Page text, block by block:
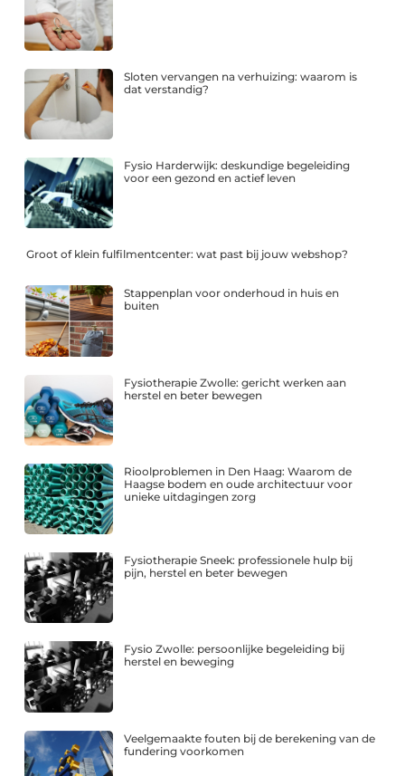
Sloten vervangen na verhuizing: waarom is
dat verstandig?
Fysio Harderwijk: deskundige begeleiding
voor een gezond en actief leven
Groot of klein fulfilmentcenter: wat past bij jouw webshop?
Stappenplan voor onderhoud in huis en
buiten
Fysiotherapie Zwolle: gericht werken aan
herstel en beter bewegen
Rioolproblemen in Den Haag: Waarom de
Haagse bodem en oude architectuur voor
unieke uitdagingen zorg
Fysiotherapie Sneek: professionele hulp bij
pijn, herstel en beter bewegen
Fysio Zwolle: persoonlijke begeleiding bij
herstel en beweging
Veelgemaakte fouten bij de berekening van de
fundering voorkomen